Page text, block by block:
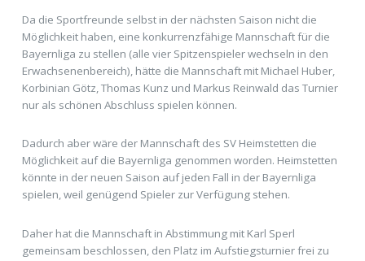
Da die Sportfreunde selbst in der nächsten Saison nicht die
Möglichkeit haben, eine konkurrenzfähige Mannschaft für die
Bayernliga zu stellen (alle vier Spitzenspieler wechseln in den
Erwachsenenbereich), hätte die Mannschaft mit Michael Huber,
Korbinian Götz, Thomas Kunz und Markus Reinwald das Turnier
nur als schönen Abschluss spielen können.
Dadurch aber wäre der Mannschaft des SV Heimstetten die
Möglichkeit auf die Bayernliga genommen worden. Heimstetten
könnte in der neuen Saison auf jeden Fall in der Bayernliga
spielen, weil genügend Spieler zur Verfügung stehen.
Daher hat die Mannschaft in Abstimmung mit Karl Sperl
gemeinsam beschlossen, den Platz im Aufstiegsturnier frei zu